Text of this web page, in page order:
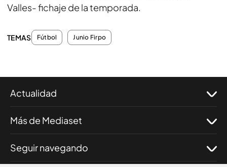
Valles- fichaje de la temporada.
TEMAS Fútbol Junio Firpo
Actualidad
Más de Mediaset
Seguir navegando